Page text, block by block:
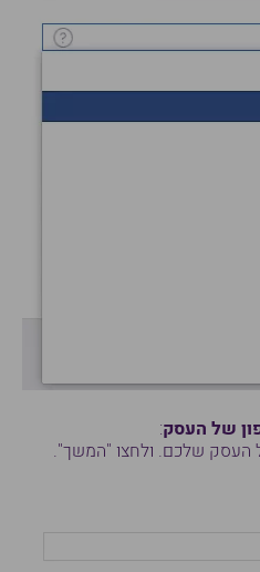
של העסק:
העסק שלכם. ולחצו "המשך".